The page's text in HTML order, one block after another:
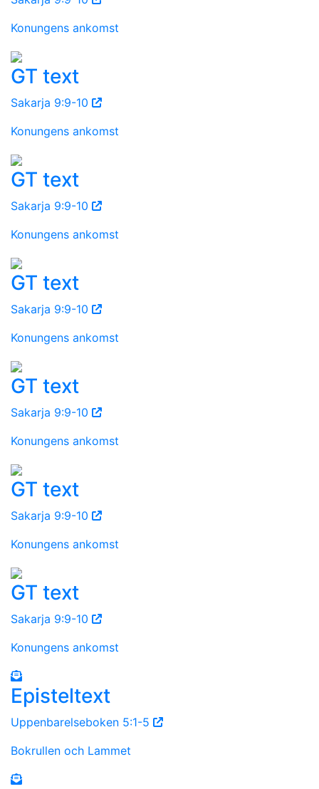
Konungens ankomst
GT text
Sakarja 9:9-10
Konungens ankomst
GT text
Sakarja 9:9-10
Konungens ankomst
GT text
Sakarja 9:9-10
Konungens ankomst
GT text
Sakarja 9:9-10
Konungens ankomst
GT text
Sakarja 9:9-10
Konungens ankomst
GT text
Sakarja 9:9-10
Konungens ankomst
Episteltext
Uppenbarelseboken 5:1-5
Bokrullen och Lammet